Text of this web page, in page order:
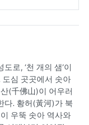
로, ‘천 개의 샘’이
심 곳곳에서 솟아
(千佛山)이 어우러
다. 황허(黃河)가 북
우뚝 솟아 역사와